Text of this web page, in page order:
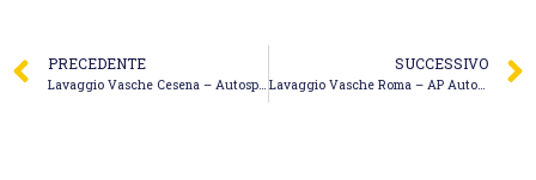
PRECEDENTE
Lavaggio Vasche Cesena – Autospurghi Cesena di Irimia Marin
SUCCESSIVO
Lavaggio Vasche Roma – AP Autospurgo & Stappaggi Roma